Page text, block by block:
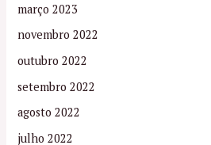
março 2023
novembro 2022
outubro 2022
setembro 2022
agosto 2022
julho 2022